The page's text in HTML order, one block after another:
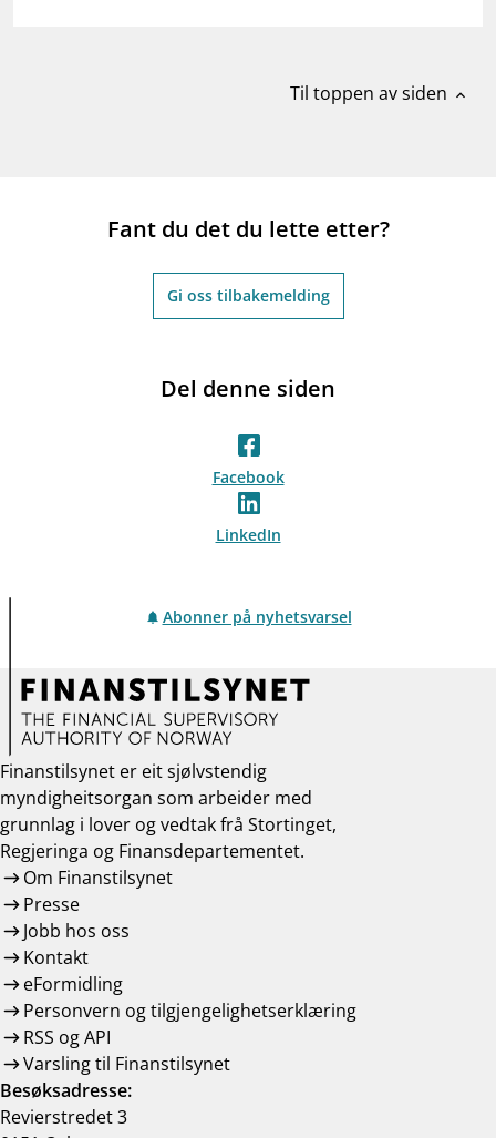
Til toppen av siden expand_less
Fant du det du lette etter?
Gi oss tilbakemelding
Del denne siden
Facebook
LinkedIn
Abonner på nyhetsvarsel
Finanstilsynet er eit sjølvstendig
myndigheitsorgan som arbeider med
grunnlag i lover og vedtak frå Stortinget,
Regjeringa og Finansdepartementet.
Om Finanstilsynet
Presse
Jobb hos oss
Kontakt
eFormidling
Personvern og tilgjengelighetserklæring
RSS og API
Varsling til Finanstilsynet
Besøksadresse:
Revierstredet 3